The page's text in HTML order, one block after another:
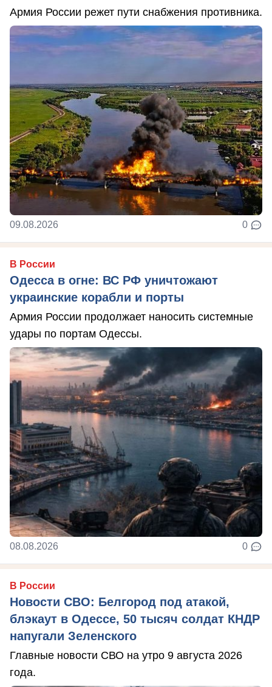
Армия России режет пути снабжения противника.
09.08.2026 0
В России
Одесса в огне: ВС РФ уничтожают
украинские корабли и порты
Армия России продолжает наносить системные
удары по портам Одессы.
08.08.2026 0
В России
Новости СВО: Белгород под атакой,
блэкаут в Одессе, 50 тысяч солдат КНДР
напугали Зеленского
Главные новости СВО на утро 9 августа 2026
года.